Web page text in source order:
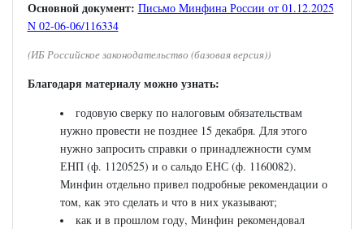
Основной документ: Письмо Минфина России от 01.12.2025
N 02-06-06/116334
(ИБ Российское законодательство (базовая версия))
Благодаря материалу можно узнать:
годовую сверку по налоговым обязательствам
нужно провести не позднее 15 декабря. Для этого
нужно запросить справки о принадлежности сумм
ЕНП (ф. 1120525) и о сальдо ЕНС (ф. 1160082).
Минфин отдельно привел подробные рекомендации о
том, как это сделать и что в них указывают;
как и в прошлом году, Минфин рекомендовал